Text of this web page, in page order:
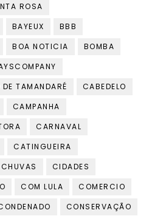
ROSA
BAYEUX
BBB
BOA NOTICIA
BOMBA
TAMANDARÉ
CABEDELO
CAMPANHA
CARNAVAL
CATINGUEIRA
CHUVAS
CIDADES
COM LULA
COMERCIO
CONSERVAÇÃO